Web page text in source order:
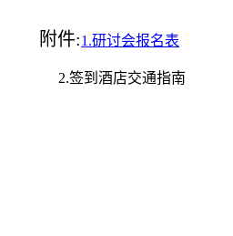
附件:1.研讨会报名表
2.签到酒店交通指南